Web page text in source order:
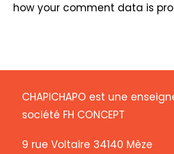
how your comment data is
CHAPICHAPO est une
société FH CONCEPT
9 rue Voltaire 34140 Mèze